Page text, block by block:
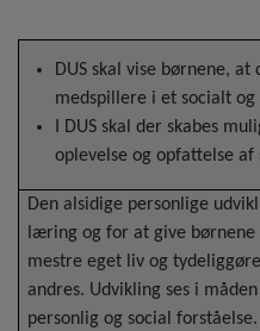
DUS skal vise børnene,
medspillere i et socialt
I DUS skal der skabes
oplevelse og opfattelse
Den alsidige personlige
læring og for at give børnene
mestre eget liv og
andres. Udvikling ses i
personlig og social